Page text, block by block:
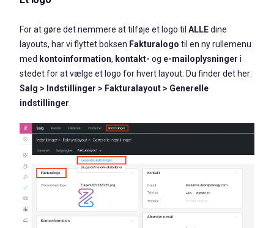
For at gøre det nemmere at tilføje et logo til ALLEdine
layouts, har vi flyttet boksen Fakturalogo til en ny rullemenu
med kontoinformation, kontakt- og e-mailoplysninger i
stedet for at vælge et logo for hvert layout. Du finder det her:
Salg > Indstillinger > Fakturalayout > Generelle
indstillinger